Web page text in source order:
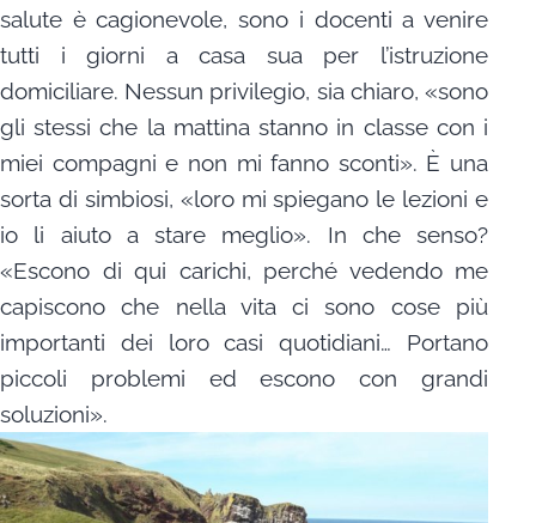
salute è cagionevole, sono i docenti a venire
tutti i giorni a casa sua per l’istruzione
domiciliare. Nessun privilegio, sia chiaro, «sono
gli stessi che la mattina stanno in classe con i
miei compagni e non mi fanno sconti». È una
sorta di simbiosi, «loro mi spiegano le lezioni e
io li aiuto a stare meglio». In che senso?
«Escono di qui carichi, perché vedendo me
capiscono che nella vita ci sono cose più
importanti dei loro casi quotidiani… Portano
piccoli problemi ed escono con grandi
soluzioni».